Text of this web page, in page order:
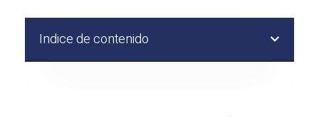
Indice de contenido